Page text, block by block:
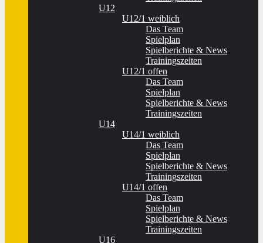
U12
U12/1 weiblich
Das Team
Spielplan
Spielberichte & News
Trainingszeiten
U12/1 offen
Das Team
Spielplan
Spielberichte & News
Trainingszeiten
U14
U14/1 weiblich
Das Team
Spielplan
Spielberichte & News
Trainingszeiten
U14/1 offen
Das Team
Spielplan
Spielberichte & News
Trainingszeiten
U16